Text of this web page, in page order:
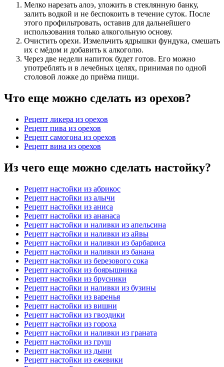
Мелко нарезать алоэ, уложить в стеклянную банку,
залить водкой и не беспокоить в течение суток. После
этого профильтровать, оставив для дальнейшего
использования только алкогольную основу.
Очистить орехи. Измельчить ядрышки фундука, смешать
их с мёдом и добавить к алкоголю.
Через две недели напиток будет готов. Его можно
употреблять и в лечебных целях, принимая по одной
столовой ложке до приёма пищи.
Что еще можно сделать из орехов?
Рецепт ликера из орехов
Рецепт пива из орехов
Рецепт самогона из орехов
Рецепт вина из орехов
Из чего еще можно сделать настойку?
Рецепт настойки из абрикос
Рецепт настойки из алычи
Рецепт настойки из аниса
Рецепт настойки из ананаса
Рецепт настойки и наливки из апельсина
Рецепт настойки и наливки из айвы
Рецепт настойки и наливки из барбариса
Рецепт настойки и наливки из банана
Рецепт настойки из березового сока
Рецепт настойки из боярышника
Рецепт настойки из брусники
Рецепт настойки и наливки из бузины
Рецепт настойки из варенья
Рецепт настойки из вишни
Рецепт настойки из гвоздики
Рецепт настойки из гороха
Рецепт настойки и наливки из граната
Рецепт настойки из груш
Рецепт настойки из дыни
Рецепт настойки из ежевики